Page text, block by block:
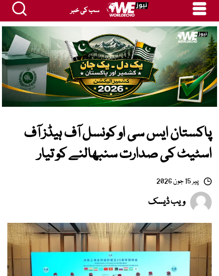
سب کی خبر
پاکستان ایس سی او کونسل آف ہیڈز آف
اسٹیٹ کی صدارت سنبھالنے کو تیار
پیر 15 جون 2026
ویب ڈیسک